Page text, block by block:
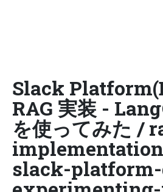
Slack
RAG 実装 -
を使ってみた /
slack-